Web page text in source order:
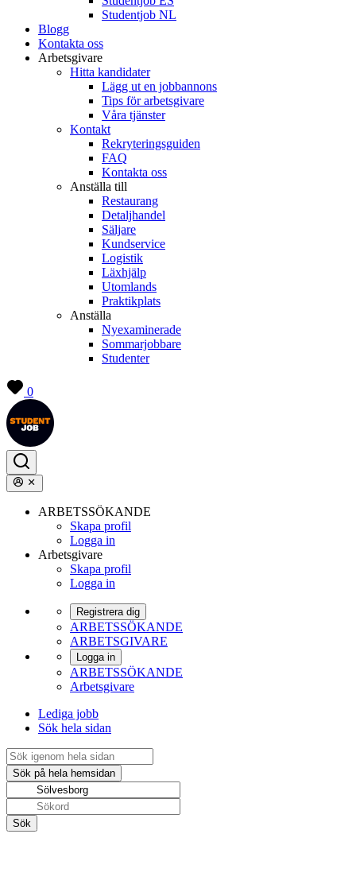
Studentjob NL
Blogg
Kontakta oss
Arbetsgivare
Hitta kandidater
Lägg ut en jobbannons
Tips för arbetsgivare
Våra tjänster
Kontakt
Rekryteringsguiden
FAQ
Kontakta oss
Anställa till
Restaurang
Detaljhandel
Säljare
Kundservice
Logistik
Läxhjälp
Utomlands
Praktikplats
Anställa
Nyexaminerade
Sommarjobbare
Studenter
0
ARBETSSÖKANDE
Skapa profil
Logga in
Arbetsgivare
Skapa profil
Logga in
Registrera dig
ARBETSSÖKANDE
ARBETSGIVARE
Logga in
ARBETSSÖKANDE
Arbetsgivare
Lediga jobb
Sök hela sidan